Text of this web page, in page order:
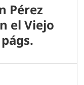
Pérez
el Viejo